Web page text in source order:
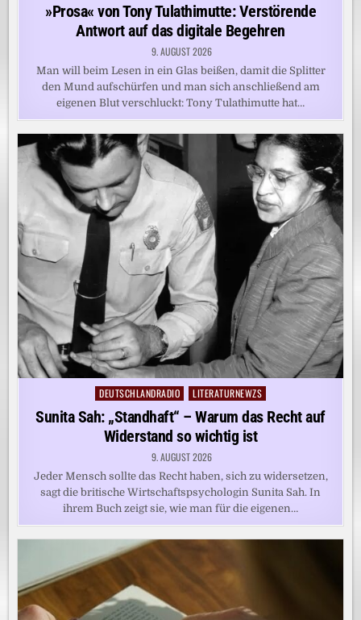
»Prosa« von Tony Tulathimutte: Verstörende
Antwort auf das digitale Begehren
9. AUGUST 2026
Man will beim Lesen in ein Glas beißen, damit die Splitter
den Mund aufschürfen und man sich anschließend am
eigenen Blut verschluckt: Tony Tulathimutte hat…
Posted
in
DEUTSCHLANDRADIO LITERATURNEWZS
Sunita Sah: „Standhaft“ – Warum das Recht auf
Widerstand so wichtig ist
9. AUGUST 2026
Jeder Mensch sollte das Recht haben, sich zu widersetzen,
sagt die britische Wirtschaftspsychologin Sunita Sah. In
ihrem Buch zeigt sie, wie man für die eigenen…